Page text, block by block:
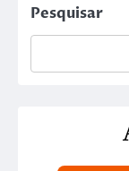
Pesquisar